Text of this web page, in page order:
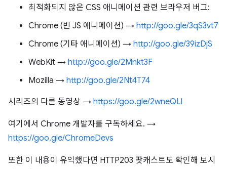
최적화되지 않은 CSS 애니메이션 관련 브라우저 버그:
Chrome (빈 JS 애니메이션) → http://goo.gle/3qS3vt7
Chrome (기타 애니메이션) → http://goo.gle/39izDjS
WebKit → http://goo.gle/2Mnkt3F
Mozilla → http://goo.gle/2Nt4T74
시리즈의 다른 동영상 → https://goo.gle/2wneQLl
여기에서 Chrome 개발자를 구독하세요. →
https://goo.gle/ChromeDevs
또한 이 내용이 유익했다면 HTTP203 팟캐스트도 확인해 보시